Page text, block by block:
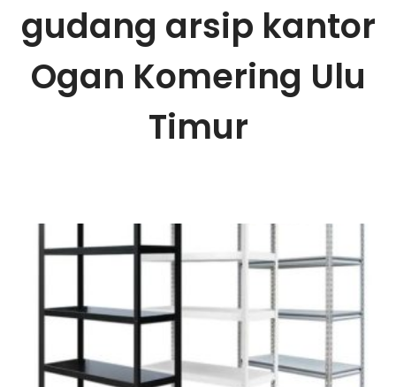
gudang arsip kantor
Ogan Komering Ulu
Timur